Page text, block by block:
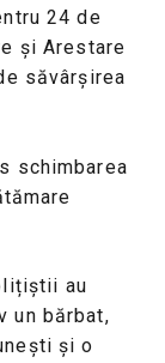
24 de
și Arestare
săvârșirea
schimbarea
au
un bărbat,
și o